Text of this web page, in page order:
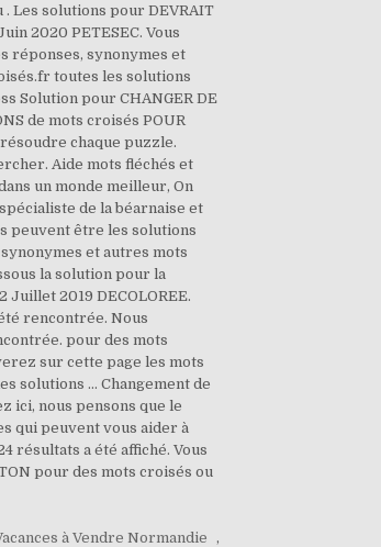
. Les solutions pour DEVRAIT
2020 PETESEC. Vous
réponses, synonymes et
toutes les solutions
Solution pour CHANGER DE
de mots croisés POUR
chaque puzzle.
Aide mots fléchés et
un monde meilleur, On
de la béarnaise et
peuvent être les solutions
et autres mots
la solution pour la
Juillet 2019 DECOLOREE.
rencontrée. Nous
pour des mots
sur cette page les mots
solutions … Changement de
ici, nous pensons que le
qui peuvent vous aider à
résultats a été affiché. Vous
pour des mots croisés ou
à Vendre Normandie ,